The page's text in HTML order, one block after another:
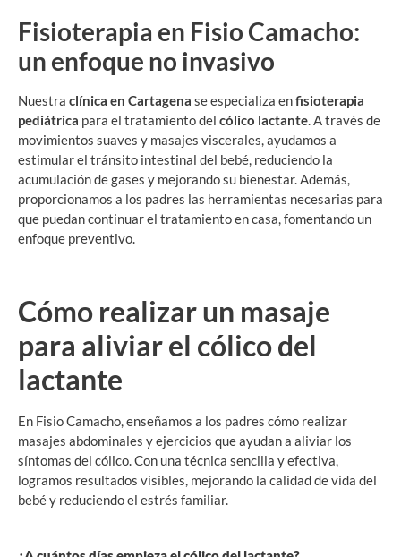
Fisioterapia en Fisio Camacho:
un enfoque no invasivo
Nuestra clínica en Cartagena se especializa enfisioterapia
pediátrica para el tratamiento del cólico lactante. A través de
movimientos suaves y masajes viscerales, ayudamos a
estimular el tránsito intestinal del bebé, reduciendo la
acumulación de gases y mejorando su bienestar. Además,
proporcionamos a los padres las herramientas necesarias para
que puedan continuar el tratamiento en casa, fomentando un
enfoque preventivo.
Cómo realizar un masaje
para aliviar el cólico del
lactante
En Fisio Camacho, enseñamos a los padres cómo realizar
masajes abdominales y ejercicios que ayudan a aliviar los
síntomas del cólico. Con una técnica sencilla y efectiva,
logramos resultados visibles, mejorando la calidad de vida del
bebé y reduciendo el estrés familiar.